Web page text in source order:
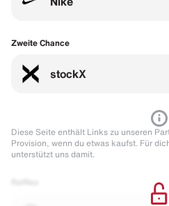
Zweite Chance
stockX
Diese Seite enthält Links zu unseren
Provision, wenn du etwas kaufst. Für
unterstützt uns damit.